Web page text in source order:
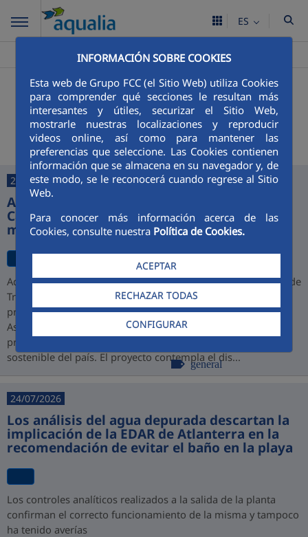
INFORMACIÓN SOBRE COOKIES
Esta web de Grupo FCC (el Sitio Web) utiliza Cookies
para comprender qué secciones le resultan más
interesantes y útiles, securizar el Sitio Web,
mostrarle nuestras localizaciones y reproducir
videos online, así como para mantener las
preferencias que seleccione. Las Cookies contienen
información que se almacena en su navegador y, de
este modo, se le reconocerá cuando regrese al Sitio
Web.
Para conocer más información acerca de las
Cookies, consulte nuestra Política de Cookies.
ACEPTAR
RECHAZAR TODAS
CONFIGURAR
ES
>Villaluenga De La Sagra >Noticias
+ Buscador
Últimas noticias
27/07/2026
Aqualia desarrollará la depuradora de
Cajamarca y alcanza una cartera de 1.000
millones de euros en Perú
Aqualia ha resultado adjudicataria del proyecto de la Planta de
Tratamiento de Aguas Residuales (PTAR) de Cajamarca,
promovido por PROINVERSIÓN bajo la modalidad de
Asociación Público-Privada (APP), consolidando así su
presencia en Perú y su compromiso con el desarrollo
sostenible del país. El proyecto contempla el dis...
general
24/07/2026
Los análisis del agua depurada descartan la
implicación de la EDAR de Atlanterra en la
recomendación de evitar el baño en la playa
Los controles analíticos realizados a la salida de la planta
confirman el correcto funcionamiento de la misma y tampoco
ha tenido averías